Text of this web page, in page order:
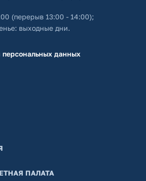
(перерыв 13:00 - 14:00);
выходные дни.
персональных данных
ПАЛАТА